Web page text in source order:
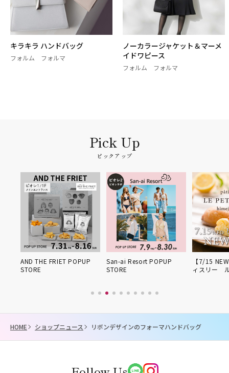
キラキラ ハンドバッグ
フォルム フォルマ
ノーカラージャケット＆マーメ
イドワピース
フォルム フォルマ
ピックアップ
AND THE FRIET POPUP
STORE
San-ai Resort POPUP
STORE
【7/15
ィスリー
HOME ショップニュース リボンデザインのフォーマハンドバッグ